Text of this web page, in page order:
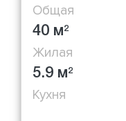
Общая
40 м2
Жилая
5.9 м2
Кухня